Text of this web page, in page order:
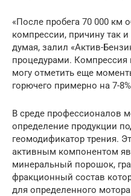
«После пробега 70 000 км
компрессии, причину так
думая, залил «Актив-
процедурами. Компрессия
могу отметить еще
горючего примерно на 7-
В среде профессионалов
определение продукции
геомодификатор трения.
активным компонентом
минеральный порошок,
фракционный состав
для определенного